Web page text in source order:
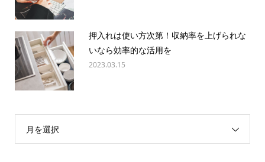
押入れは使い方次第！収納率を上げられな
いなら効率的な活用を
2023.03.15
月を選択